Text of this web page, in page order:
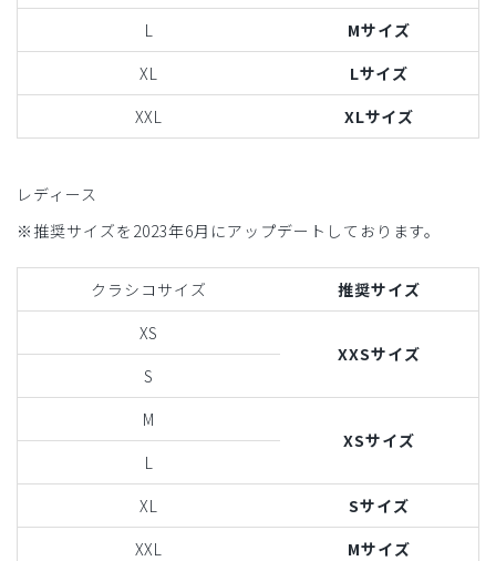
L
Mサイズ
XL
Lサイズ
XXL
XLサイズ
レディース
※推奨サイズを2023年6月にアップデートしております。
クラシコサイズ
推奨サイズ
XS
XXSサイズ
S
M
XSサイズ
L
XL
Sサイズ
XXL
Mサイズ